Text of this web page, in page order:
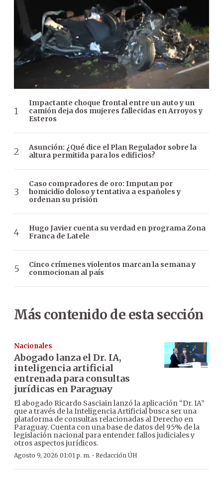
Impactante choque frontal entre un auto y un
camión deja dos mujeres fallecidas en Arroyos y
Esteros
Asunción: ¿Qué dice el Plan Regulador sobre la
altura permitida para los edificios?
Caso compradores de oro: Imputan por
homicidio doloso y tentativa a españoles y
ordenan su prisión
Hugo Javier cuenta su verdad en programa Zona
Franca de Latele
Cinco crímenes violentos marcan la semana y
conmocionan al país
Más contenido de esta sección
Nacionales
Abogado lanza el Dr. IA,
inteligencia artificial
entrenada para consultas
jurídicas en Paraguay
El abogado Ricardo Sasciain lanzó la aplicación “Dr. IA”
que a través de la Inteligencia Artificial busca ser una
plataforma de consultas relacionadas al Derecho en
Paraguay. Cuenta con una base de datos del 95% de la
legislación nacional para entender fallos judiciales y
otros aspectos jurídicos.
Agosto 9, 2026 01:01 p. m. · Redacción ÚH